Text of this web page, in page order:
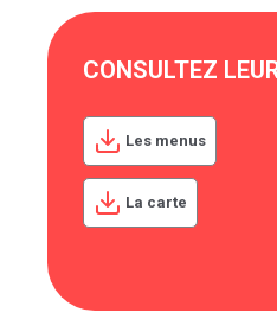
CONSULTEZ
Les menus
La carte